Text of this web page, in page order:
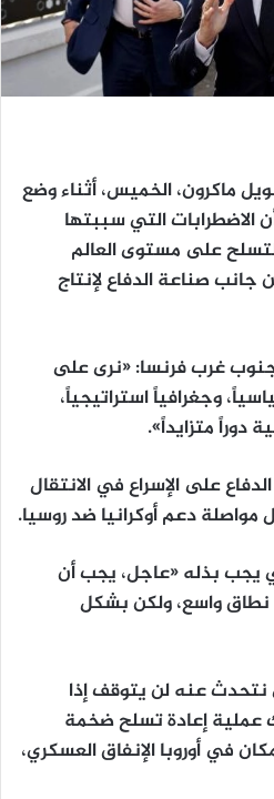
ماكرون، الخميس، أثناء وضع
الاضطرابات التي سببتها
على مستوى العالم
صناعة الدفاع لإنتاج
غرب فرنسا: «نرى على
وجغرافياً استراتيجياً،
دوراً متزايداً».
على الإسراع في الانتقال
مواصلة دعم أوكرانيا ضد روسيا.
يجب بذله «عاجل، يجب أن
واسع، ولكن بشكل
نتحدث عنه لن يتوقف إذا
عملية إعادة تسلح ضخمة
في أوروبا الإنفاق العسكري،